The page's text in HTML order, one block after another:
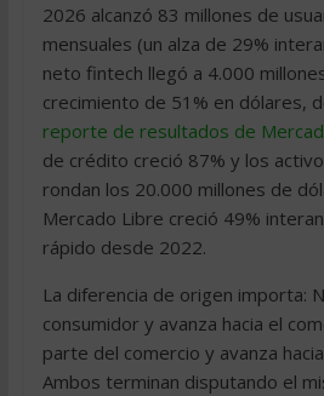
2026 alcanzó 83 millones de
mensuales (un alza de 29%
neto fintech llegó a 4.000
crecimiento de 51% en dólares,
reporte de resultados de
de crédito creció 87% y los
rondan los 20.000 millones de
Mercado Libre creció 49%
rápido desde 2022.
La diferencia de origen importa:
consumidor y avanza hacia el
parte del comercio y avanza
Ambos terminan disputando el